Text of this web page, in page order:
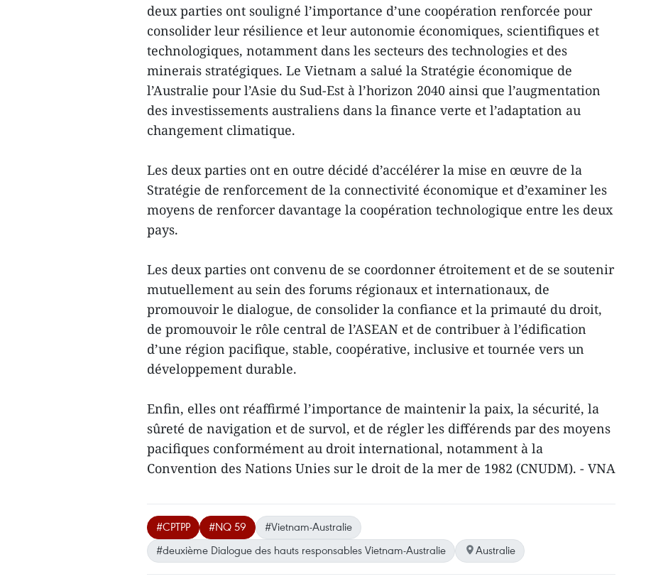
deux parties ont souligné l’importance d’une coopération renforcée pour
consolider leur résilience et leur autonomie économiques, scientifiques et
technologiques, notamment dans les secteurs des technologies et des
minerais stratégiques. Le Vietnam a salué la Stratégie économique de
l’Australie pour l’Asie du Sud-Est à l’horizon 2040 ainsi que l’augmentation
des investissements australiens dans la finance verte et l’adaptation au
changement climatique.
Les deux parties ont en outre décidé d’accélérer la mise en œuvre de la
Stratégie de renforcement de la connectivité économique et d’examiner les
moyens de renforcer davantage la coopération technologique entre les deux
pays.
Les deux parties ont convenu de se coordonner étroitement et de se soutenir
mutuellement au sein des forums régionaux et internationaux, de
promouvoir le dialogue, de consolider la confiance et la primauté du droit,
de promouvoir le rôle central de l’ASEAN et de contribuer à l’édification
d’une région pacifique, stable, coopérative, inclusive et tournée vers un
développement durable.
Enfin, elles ont réaffirmé l’importance de maintenir la paix, la sécurité, la
sûreté de navigation et de survol, et de régler les différends par des moyens
pacifiques conformément au droit international, notamment à la
Convention des Nations Unies sur le droit de la mer de 1982 (CNUDM). - VNA
#CPTPP #NQ 59
#Vietnam-Australie
#deuxième Dialogue des hauts responsables Vietnam-Australie
Australie